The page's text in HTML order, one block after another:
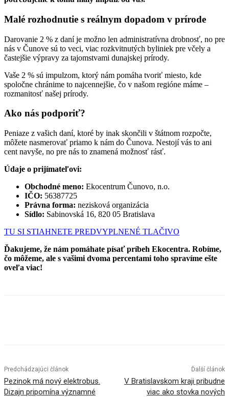
Malé rozhodnutie s reálnym dopadom v prírode
Darovanie 2 % z daní je možno len administratívna drobnosť, no pre
nás v Čunove sú to veci, viac rozkvitnutých byliniek pre včely a
častejšie výpravy za tajomstvami dunajskej prírody.
Vaše 2 % sú impulzom, ktorý nám pomáha tvoriť miesto, kde
spoločne chránime to najcennejšie, čo v našom regióne máme –
rozmanitosť našej prírody.
Ako nás podporiť?
Peniaze z vašich daní, ktoré by inak skončili v štátnom rozpočte,
môžete nasmerovať priamo k nám do Čunova. Nestojí vás to ani
cent navyše, no pre nás to znamená možnosť rásť.
Údaje o prijímateľovi:
Obchodné meno: Ekocentrum Čunovo, n.o.
IČO: 56387725
Právna forma: nezisková organizácia
Sídlo: Sabinovská 16, 820 05 Bratislava
TU SI STIAHNETE PREDVYPLNENÉ TLAČIVO
Ďakujeme, že nám pomáhate písať príbeh Ekocentra. Robíme,
čo môžeme, ale s vašimi dvoma percentami toho spravíme ešte
oveľa viac!
Predchádzajúci článok
Pezinok má nový elektrobus.
Dizajn pripomína významné
Ďalší článok
V Bratislavskom kraji pribudne
viac ako stovka nových